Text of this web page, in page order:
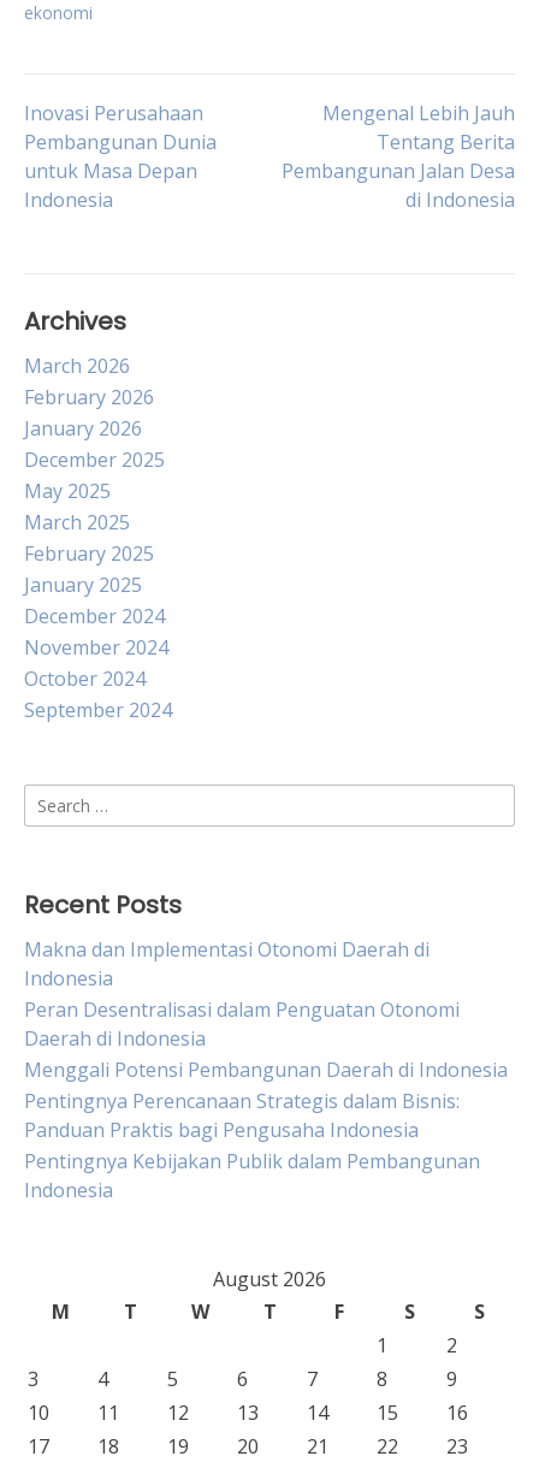
ekonomi
Post
navigation
Inovasi Perusahaan
Pembangunan Dunia
untuk Masa Depan
Indonesia
Mengenal Lebih Jauh
Tentang Berita
Pembangunan Jalan Desa
di Indonesia
Archives
March 2026
February 2026
January 2026
December 2025
May 2025
March 2025
February 2025
January 2025
December 2024
November 2024
October 2024
September 2024
Search
for:
Recent Posts
Makna dan Implementasi Otonomi Daerah di
Indonesia
Peran Desentralisasi dalam Penguatan Otonomi
Daerah di Indonesia
Menggali Potensi Pembangunan Daerah di Indonesia
Pentingnya Perencanaan Strategis dalam Bisnis:
Panduan Praktis bagi Pengusaha Indonesia
Pentingnya Kebijakan Publik dalam Pembangunan
Indonesia
August 2026
M
T W T F S
S
1
2
3
4 5 6 7 8
9
10
11 12 13 14 15
16
17
18 19 20 21 22
23